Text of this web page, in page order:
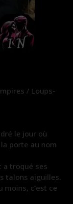
/ Loups-
le jour où
porte au nom
a troqué ses
talons aiguilles.
moins, c’est ce